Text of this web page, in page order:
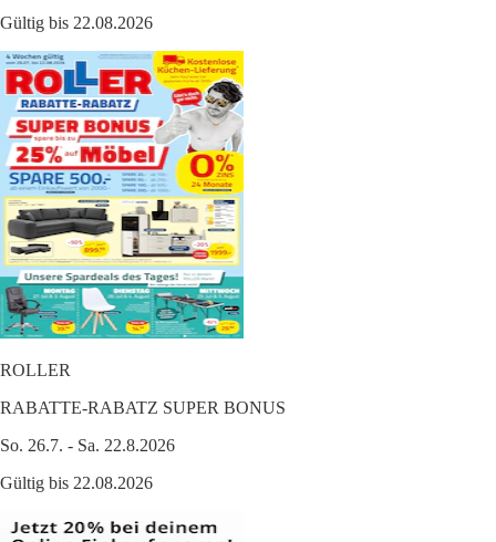
Gültig bis 22.08.2026
ROLLER
RABATTE-RABATZ SUPER BONUS
So. 26.7. - Sa. 22.8.2026
Gültig bis 22.08.2026